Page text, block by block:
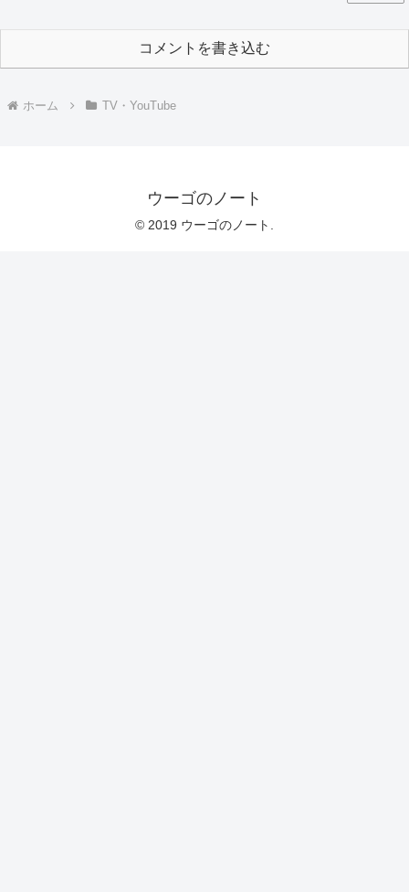
コメントを書き込む
ホーム TV・YouTube
ウーゴのノート
© 2019 ウーゴのノート.